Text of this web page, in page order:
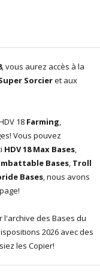
, vous aurez accès à la
Sorcieret aux
18 Farming
Vous pouvez
HDV 18 Max Bases
Bases Troll
Bases , nous avons
l'archive des Bases du
2026 avec des
les Copier!